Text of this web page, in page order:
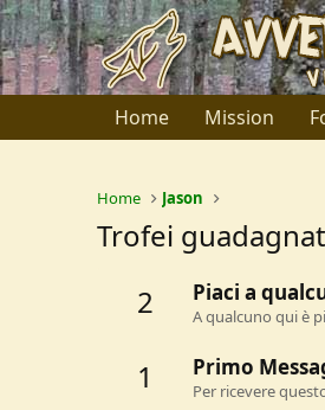
Home Mission
Home Jason
Trofei
2
Piaci a
A qualcuno qui è
1 Primo
Per ricevere